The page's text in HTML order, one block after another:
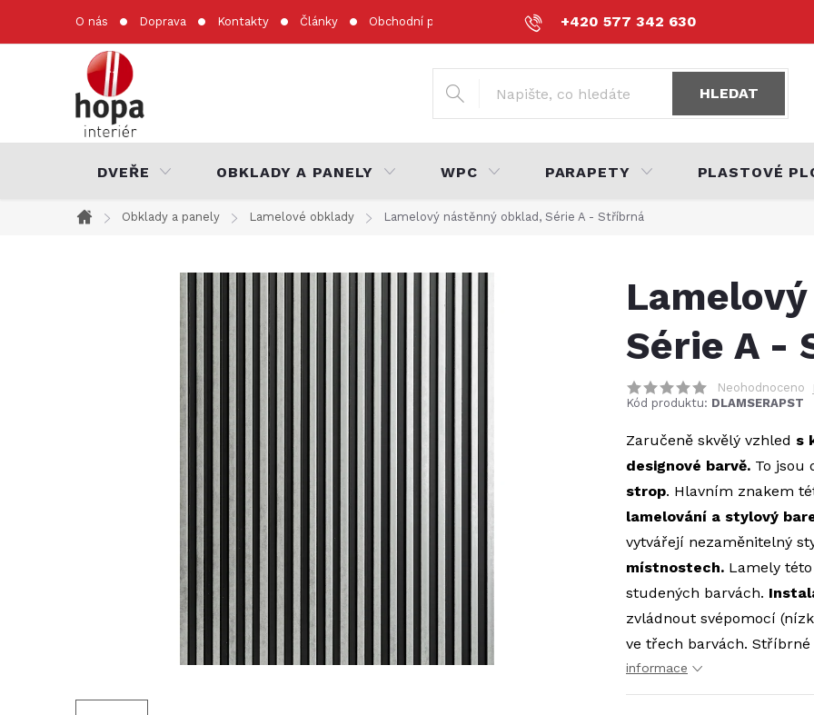
+420 577 342 630
O nás Doprava Kontakty Články Obchodní podmínky Podmínky ochrany osobních údajů
HLEDAT
DVEŘE OBKLADY A PANELY WPC PARAPETY PLASTOVÉ
Domů
Obklady a panely Lamelové obklady Lamelový nástěnný obklad, Série A - Stříbrná
Série A -
Neohodnoceno
Kód produktu: DLAMSERAPST
Zaručeně skvělý vzhled s
designové barvě. To jsou
strop. Hlavním znakem
lamelování a stylový
vytvářejí nezaměnitelný
místnostech. Lamely
studených barvách.
zvládnout svépomocí
ve třech barvách.
informace